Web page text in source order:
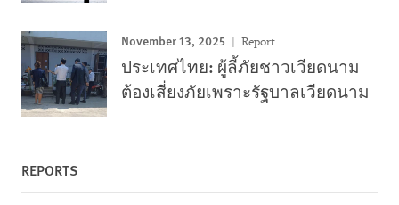
November 13, 2025 Report
ประเทศไทย: ผู้ลี้ภัยชาวเวียดนาม
ต้องเสี่ยงภัยเพราะรัฐบาลเวียดนาม
REPORTS